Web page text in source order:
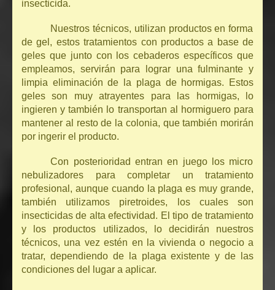
insecticida.
Nuestros técnicos, utilizan productos en forma
de gel, estos tratamientos con productos a base de
geles que junto con los cebaderos específicos que
empleamos, servirán para lograr una fulminante y
limpia eliminación de la plaga de hormigas. Estos
geles son muy atrayentes para las hormigas, lo
ingieren y también lo transportan al hormiguero para
mantener al resto de la colonia, que también morirán
por ingerir el producto.
Con posterioridad entran en juego los micro
nebulizadores para completar un tratamiento
profesional, aunque cuando la plaga es muy grande,
también utilizamos piretroides, los cuales son
insecticidas de alta efectividad. El tipo de tratamiento
y los productos utilizados, lo decidirán nuestros
técnicos, una vez estén en la vivienda o negocio a
tratar, dependiendo de la plaga existente y de las
condiciones del lugar a aplicar.